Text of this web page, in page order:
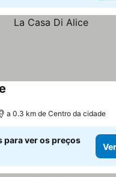
a 0.3 km de Centro da cidade
para ver os preços